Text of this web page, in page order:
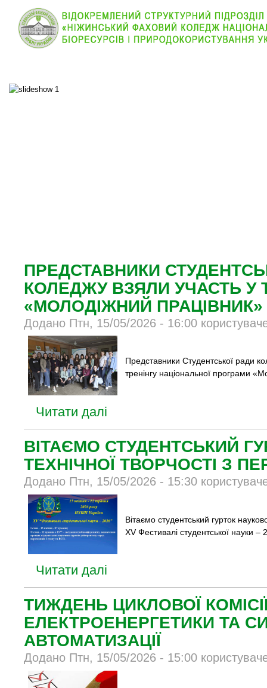
ПРЕДСТАВНИКИ
КОЛЕДЖУ ВЗЯЛИ УЧАСТЬ У
«МОЛОДІЖНИЙ ПРАЦІВНИК»
Додано Птн, 15/05/2026 - 16:00
Представники Студентської ради
тренінгу національної програми
Читати далі
ВІТАЄМО СТУДЕНТСЬКИЙ
ТЕХНІЧНОЇ ТВОРЧОСТІ З
Додано Птн, 15/05/2026 - 15:30
Вітаємо студентський гурток
ХV Фестивалі студентської науки –
Читати далі
ТИЖДЕНЬ ЦИКЛОВОЇ
ЕЛЕКТРОЕНЕРГЕТИКИ ТА
АВТОМАТИЗАЦІЇ
Додано Птн, 15/05/2026 - 15:00